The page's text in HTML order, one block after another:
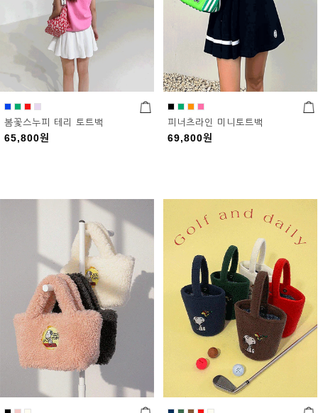
봄꽃스누피 테리 토트백
65,800원
피너츠라인 미니토트백
69,800원